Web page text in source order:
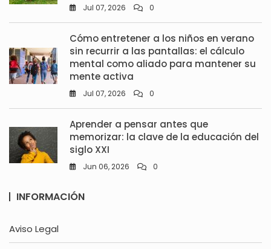
Jul 07, 2026 0
Cómo entretener a los niños en verano
sin recurrir a las pantallas: el cálculo
mental como aliado para mantener su
mente activa
Jul 07, 2026 0
Aprender a pensar antes que
memorizar: la clave de la educación del
siglo XXI
Jun 06, 2026 0
INFORMACIÓN
Aviso Legal